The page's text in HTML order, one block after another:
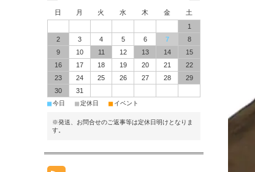
日 月 火 水 木 金
土
1
2
3 4 5 6 7
8
9
10 11 12 13 14
15
16
17 18 19 20 21
22
23
24 25 26 27 28
29
30
31
■今日 ■定休日 ■ イベント
※発送、お問合せのご返事等は定休日明けとなりま
す。